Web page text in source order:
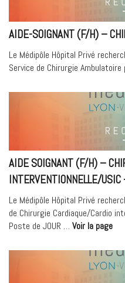
AIDE-SOIGNANT (F/H) –
Le Médipôle Hôpital Privé
Service de Chirurgie
AIDE SOIGNANT (F/H) –
INTERVENTIONNELLE/USIC
Le Médipôle Hôpital Privé
de Chirurgie Cardiaque/Cardio
Poste de JOUR … Voir la page«
(F/
–